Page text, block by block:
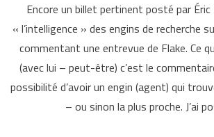
Encore un billet pertinent posté par
« l’intelligence » des engins de recherche
commentant une entrevue de Flake. Ce
(avec lui – peut-être) c’est le
possibilité d’avoir un engin (agent) qui
– ou sinon la plus proche. J’ai